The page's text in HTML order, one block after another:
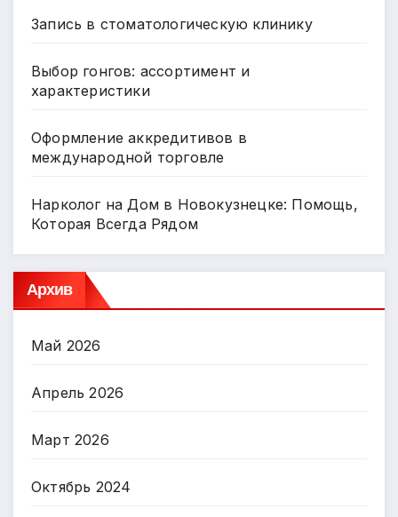
Запись в стоматологическую клинику
Выбор гонгов: ассортимент и
характеристики
Оформление аккредитивов в
международной торговле
Нарколог на Дом в Новокузнецке: Помощь,
Которая Всегда Рядом
Архив
Май 2026
Апрель 2026
Март 2026
Октябрь 2024